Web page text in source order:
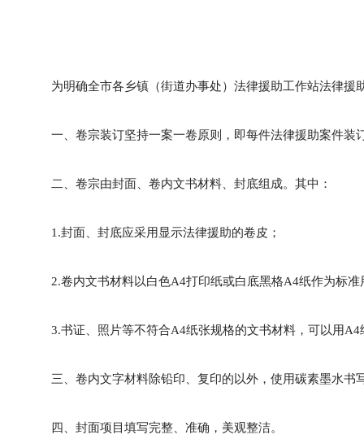
为明确全市各乡镇（街道办事处）法律援助工作站法律
一、卷宗装订坚持一案一卷原则，即每件法律援助案件装
二、卷宗由封面、卷内文书材料、封底组成。其中：
1.封面、封底应采用显示法律援助的卷皮；
2.卷内文书材料以白色A4打印纸或白底黑格A4纸作为标
3.书证、照片等不符合A4纸张规格的文书材料，可以用
三、卷内文字材料除铅印、复印的以外，使用碳素墨水书
四、封面项目填写完整、准确，美观整洁。